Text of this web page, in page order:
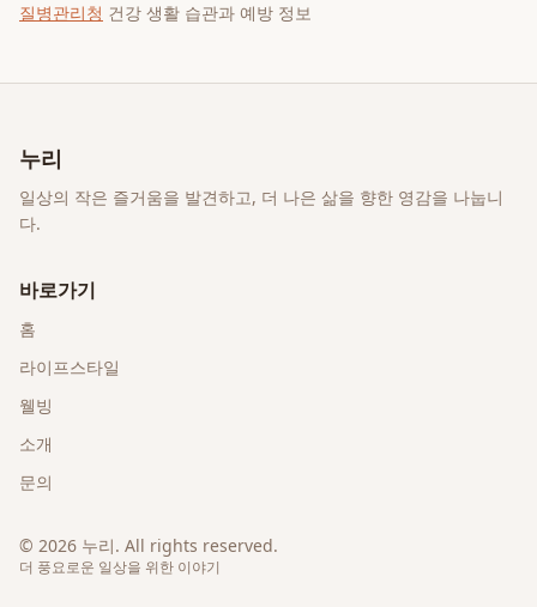
질병관리청 건강 생활 습관과 예방 정보
누리
일상의 작은 즐거움을 발견하고, 더 나은 삶을 향한 영감을 나눕니
다.
바로가기
홈
라이프스타일
웰빙
소개
문의
© 2026 누리. All rights reserved.
더 풍요로운 일상을 위한 이야기